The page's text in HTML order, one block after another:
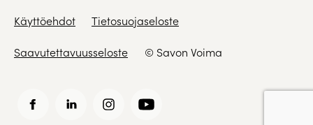
Käyttöehdot Tietosuojaseloste
Saavutettavuusseloste © Savon Voima